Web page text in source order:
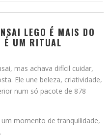
LEGO É MAIS DO
UM RITUAL
mas achava difícil cuidar,
Ele une beleza, criatividade,
num só pacote de 878
momento de tranquilidade,